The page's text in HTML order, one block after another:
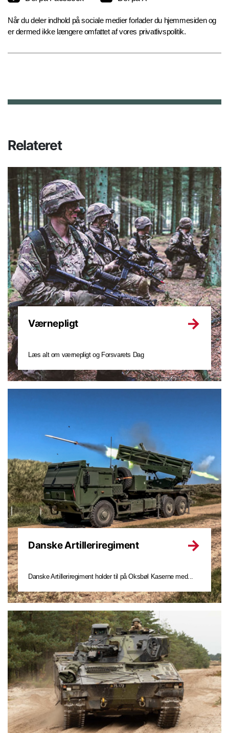
Når du deler indhold på sociale medier forlader du hjemmesiden og
er dermed ikke længere omfattet af vores privatlivspolitik.
Relateret
Værnepligt
Læs alt om værnepligt og Forsvarets Dag
Danske Artilleriregiment
Danske Artilleriregiment holder til på Oksbøl Kaserne med...